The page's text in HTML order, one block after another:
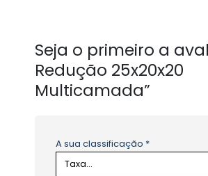
Seja o primeiro a
Redução 25x20x20
Multicamada”
A sua classificação *